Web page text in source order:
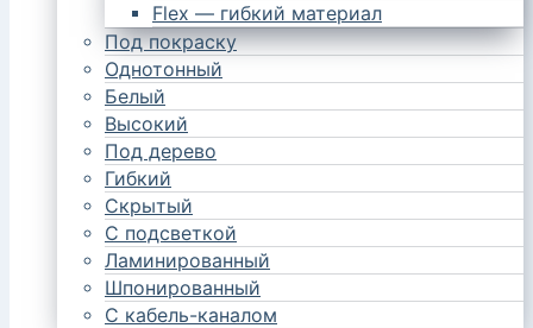
Flex — гибкий материал
Под покраску
Однотонный
Белый
Высокий
Под дерево
Гибкий
Скрытый
С подсветкой
Ламинированный
Шпонированный
С кабель-каналом